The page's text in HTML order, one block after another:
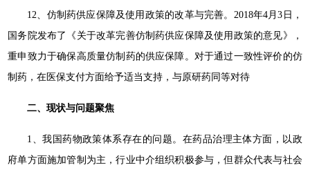
12、仿制药供应保障及使用政策的改革与完善。2018年4月3日，
国务院发布了《关于改革完善仿制药供应保障及使用政策的意见》，
重申致力于确保高质量仿制药的供应保障。对于通过一致性评价的仿
制药，在医保支付方面给予适当支持，与原研药同等对待
二、现状与问题聚焦
1、我国药物政策体系存在的问题。在药品治理主体方面，以政
府单方面施加管制为主，行业中介组织积极参与，但群众代表与社会